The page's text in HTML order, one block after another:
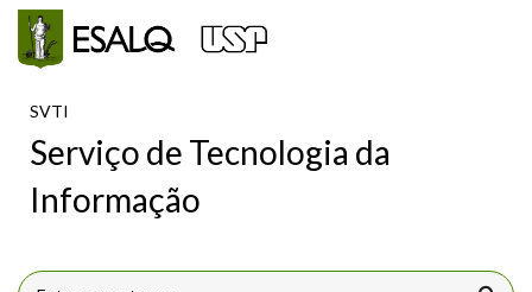
Pular para o conteúdo principal
SVTI
Serviço de Tecnologia da
Informação